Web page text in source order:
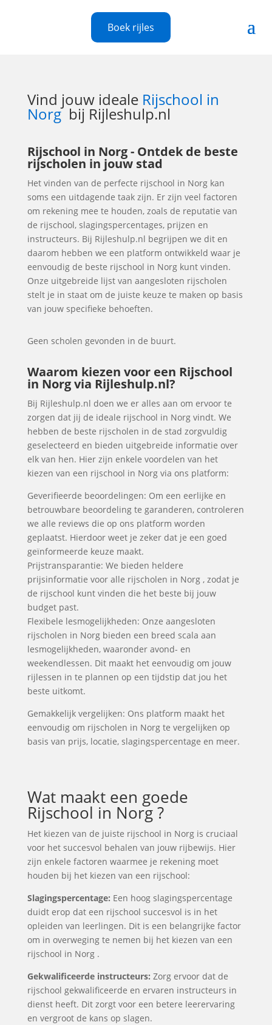
Boek rijles
Vind jouw ideale Rijschool in
Norg bij Rijleshulp.nl
Rijschool in Norg - Ontdek de beste
rijscholen in jouw stad
Het vinden van de perfecte rijschool in Norg kan
soms een uitdagende taak zijn. Er zijn veel factoren
om rekening mee te houden, zoals de reputatie van
de rijschool, slagingspercentages, prijzen en
instructeurs. Bij Rijleshulp.nl begrijpen we dit en
daarom hebben we een platform ontwikkeld waar je
eenvoudig de beste rijschool in Norg kunt vinden.
Onze uitgebreide lijst van aangesloten rijscholen
stelt je in staat om de juiste keuze te maken op basis
van jouw specifieke behoeften.
Geen scholen gevonden in de buurt.
Waarom kiezen voor een Rijschool
in Norg via Rijleshulp.nl?
Bij Rijleshulp.nl doen we er alles aan om ervoor te
zorgen dat jij de ideale rijschool in Norg vindt. We
hebben de beste rijscholen in de stad zorgvuldig
geselecteerd en bieden uitgebreide informatie over
elk van hen. Hier zijn enkele voordelen van het
kiezen van een rijschool in Norg via ons platform:
Geverifieerde beoordelingen: Om een eerlijke en
betrouwbare beoordeling te garanderen, controleren
we alle reviews die op ons platform worden
geplaatst. Hierdoor weet je zeker dat je een goed
geïnformeerde keuze maakt.
Prijstransparantie: We bieden heldere
prijsinformatie voor alle rijscholen in Norg , zodat je
de rijschool kunt vinden die het beste bij jouw
budget past.
Flexibele lesmogelijkheden: Onze aangesloten
rijscholen in Norg bieden een breed scala aan
lesmogelijkheden, waaronder avond- en
weekendlessen. Dit maakt het eenvoudig om jouw
rijlessen in te plannen op een tijdstip dat jou het
beste uitkomt.
Gemakkelijk vergelijken: Ons platform maakt het
eenvoudig om rijscholen in Norg te vergelijken op
basis van prijs, locatie, slagingspercentage en meer.
Wat maakt een goede
Rijschool in Norg ?
Het kiezen van de juiste rijschool in Norg is cruciaal
voor het succesvol behalen van jouw rijbewijs. Hier
zijn enkele factoren waarmee je rekening moet
houden bij het kiezen van een rijschool:
Slagingspercentage: Een hoog slagingspercentage
duidt erop dat een rijschool succesvol is in het
opleiden van leerlingen. Dit is een belangrijke factor
om in overweging te nemen bij het kiezen van een
rijschool in Norg .
Gekwalificeerde instructeurs: Zorg ervoor dat de
rijschool gekwalificeerde en ervaren instructeurs in
dienst heeft. Dit zorgt voor een betere leerervaring
en vergroot de kans op slagen.